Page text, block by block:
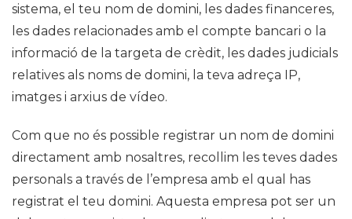
sistema, el teu nom de domini, les dades financeres,
les dades relacionades amb el compte bancari o la
informació de la targeta de crèdit, les dades judicials
relatives als noms de domini, la teva adreça IP,
imatges i arxius de vídeo.
Com que no és possible registrar un nom de domini
directament amb nosaltres, recollim les teves dades
personals a través de l’empresa amb el qual has
registrat el teu domini. Aquesta empresa pot ser un